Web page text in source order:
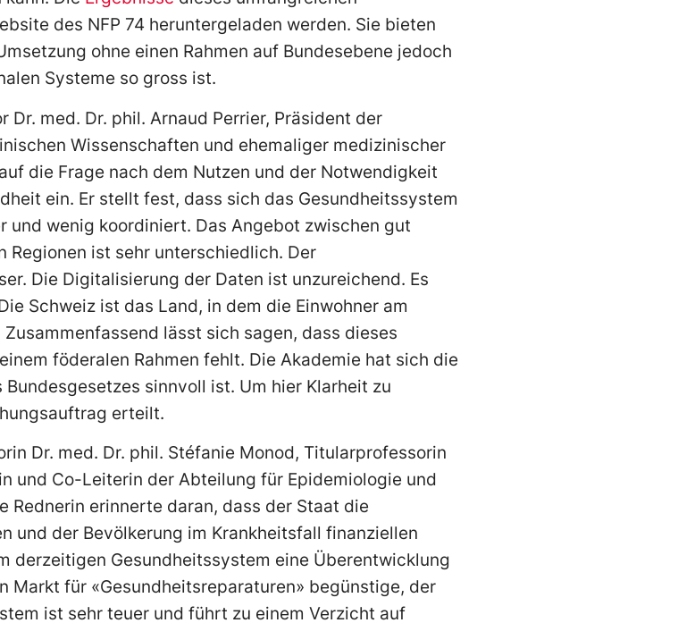
des NFP 74 heruntergeladen werden. Sie bieten
ohne einen Rahmen auf Bundesebene jedoch
Systeme so gross ist.
med. Dr. phil. Arnaud Perrier, Präsident der
Wissenschaften und ehemaliger medizinischer
die Frage nach dem Nutzen und der Notwendigkeit
ein. Er stellt fest, dass sich das Gesundheitssystem
und wenig koordiniert. Das Angebot zwischen gut
ist sehr unterschiedlich. Der
Die Digitalisierung der Daten ist unzureichend. Es
Schweiz ist das Land, in dem die Einwohner am
lässt sich sagen, dass dieses
föderalen Rahmen fehlt. Die Akademie hat sich die
sinnvoll ist. Um hier Klarheit zu
erteilt.
Dr. med. Dr. phil. Stéfanie Monod, Titularprofessorin
und Co-Leiterin der Abteilung für Epidemiologie und
Rednerin erinnerte daran, dass der Staat die
und der Bevölkerung im Krankheitsfall finanziellen
derzeitigen Gesundheitssystem eine Überentwicklung
Markt für «Gesundheitsreparaturen» begünstige, der
ist sehr teuer und führt zu einem Verzicht auf